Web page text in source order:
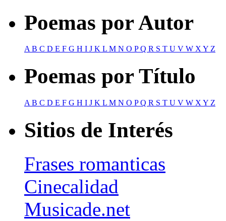
Poemas por Autor
AB C D E F G H I J K L M N O PQ R S T U V W XY Z
Poemas por Título
A B C D E F G H I J K L M N O PQ R S T U V W X Y Z
Sitios de Interés
Frases romanticas
Cinecalidad
Musicade.net